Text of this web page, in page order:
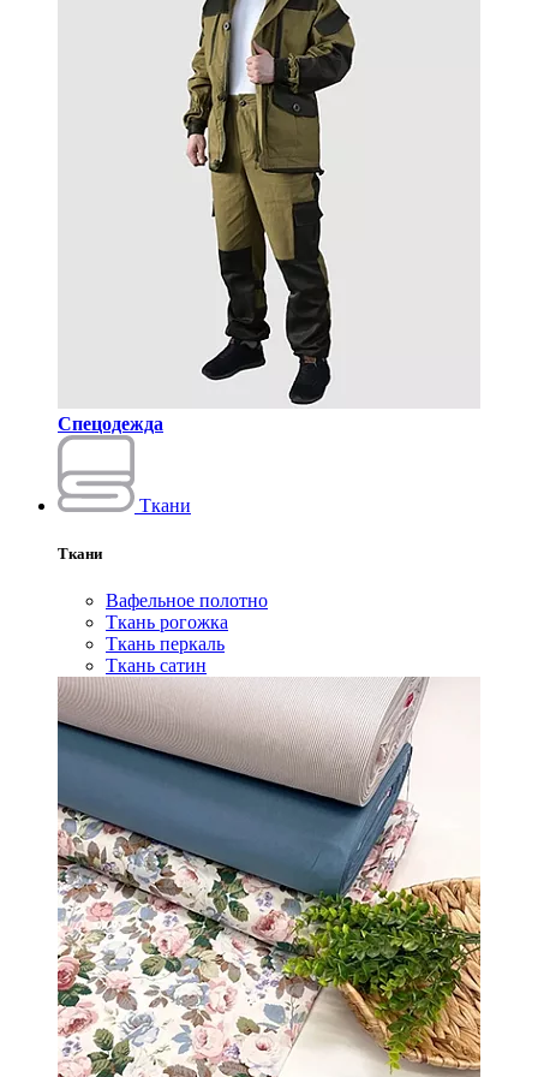
Спецодежда
Ткани
Ткани
Вафельное полотно
Ткань рогожка
Ткань перкаль
Ткань сатин